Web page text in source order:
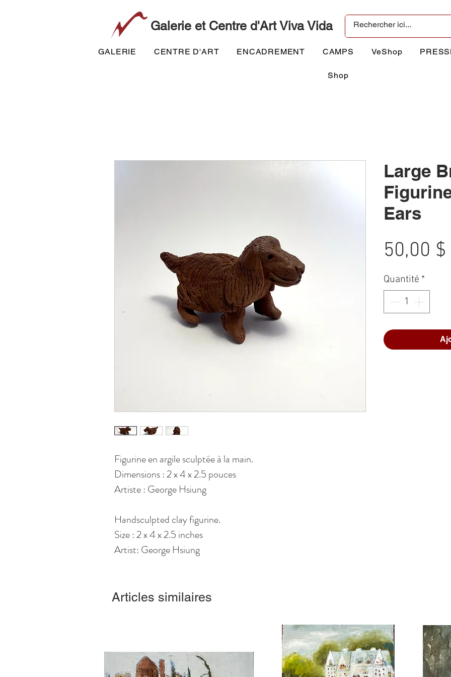
Galerie et Centre d'Art Viva Vida
GALERIE CENTRE D'ART ENCADREMENT CAMPS VeShop
Shop
Figurine en argile sculptée à la main.
Dimensions : 2 x 4 x 2.5 pouces
Artiste : George Hsiung
Handsculpted clay figurine.
Size : 2 x 4 x 2.5 inches
Artist: George Hsiung
Large
Ears
50,00 $
Quantité *
Articles similaires